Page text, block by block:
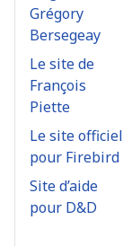
Grégory
Bersegeay
Le site de
François
Piette
Le site officiel
pour Firebird
Site d’aide
pour D&D